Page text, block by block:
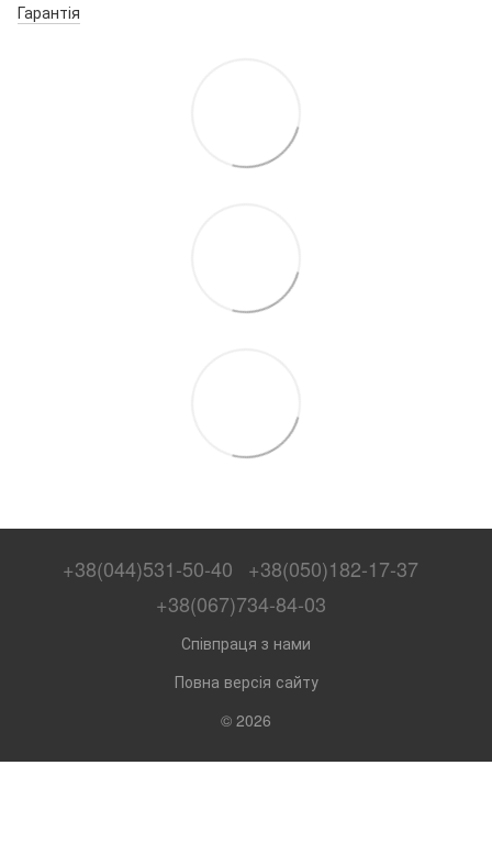
Гарантія
+38(044)531-50-40
+38(050)182-17-37
+38(067)734-84-03
Співпраця з нами
Повна версія сайту
© 2026